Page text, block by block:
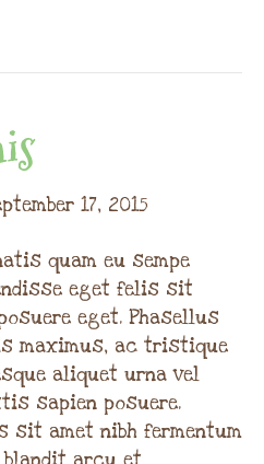
17, 2015
quam eu sempe
eget felis sit
eget. Phasellus
maximus, ac tristique
aliquet urna vel
sapien posuere.
sit amet nibh fermentum